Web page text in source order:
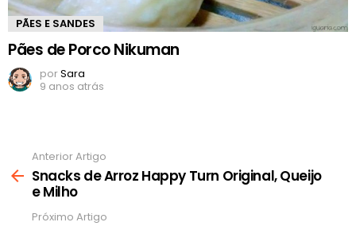
PÃES E SANDES
Pães de Porco Nikuman
porSara
9 anos atrás
mais
Anterior Artigo
Snacks de Arroz Happy Turn Original, Queijo
e Milho
Próximo Artigo